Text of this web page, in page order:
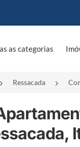
as categorias
Ressacada